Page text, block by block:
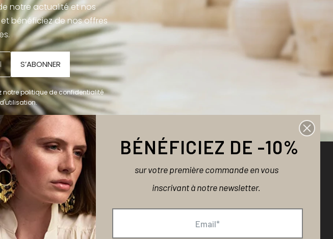
notre actualité et nos
bénéficiez de nos offres
S’ABONNER
notre politique de confidentialité
MARQUE
histoire
univers
NOUS CONTACTER
contact@bellemaispasque.com
BÉNÉFICIEZ DE -10%
sur votre première commande en vous
inscrivant à notre newsletter.